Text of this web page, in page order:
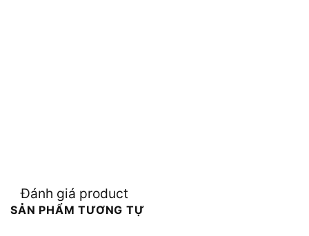
Đánh giá product
SẢN PHẨM TƯƠNG TỰ